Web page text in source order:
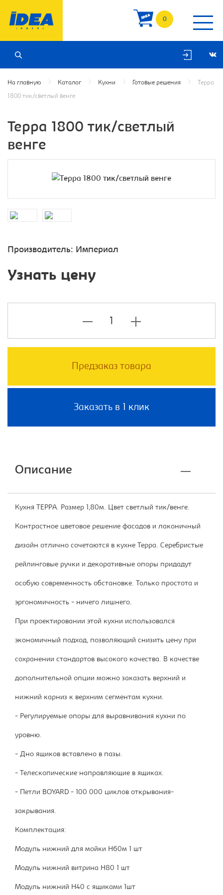
0
На главную Каталог Кухни Готовые решения Терра
1800 тик/светлый венге
Терра 1800 тик/светлый
венге
Производитель: Империал
Узнать цену
Предзаказ товара
Заказать в 1 клик
Описание
Кухня ТЕРРА. Размер 1,80м. Цвет светлый тик/венге.
Контрастное цветовое решение фасадов и лаконичный
дизайн отлично сочетаются в кухне Терра. Серебристые
рейлинговые ручки и декоративные опоры придадут
особую современность обстановке. Только простота и
эргономичность - ничего лишнего.
При проектировании этой кухни использовался
экономичный подход, позволяющий снизить цену при
сохранении стандартов высокого качества. В качестве
дополнительной опции можно заказать верхний и
нижний карниз к верхним сегментам кухни.
- Регулируемые опоры для выравнивания кухни по
уровню.
- Дно ящиков вставлено в пазы.
- Телескопические направляющие в ящиках.
- Петли BOYARD - 100 000 циклов открывания-
закрывания.
Комплектация:
Модуль нижний для мойки Н60м 1 шт
Модуль нижний витрина Н80 1 шт
Модуль нижний Н40 с ящиками 1шт